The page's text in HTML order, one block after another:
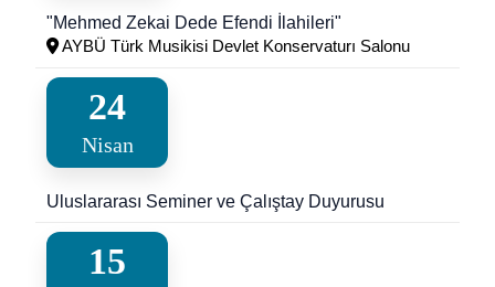
"Mehmed Zekai Dede Efendi İlahileri"
AYBÜ Türk Musikisi Devlet Konservaturı Salonu
24
Nisan
Uluslararası Seminer ve Çalıştay Duyurusu
15